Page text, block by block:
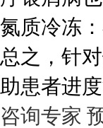
氮质冷冻
总之，针
助患者进
咨询专家